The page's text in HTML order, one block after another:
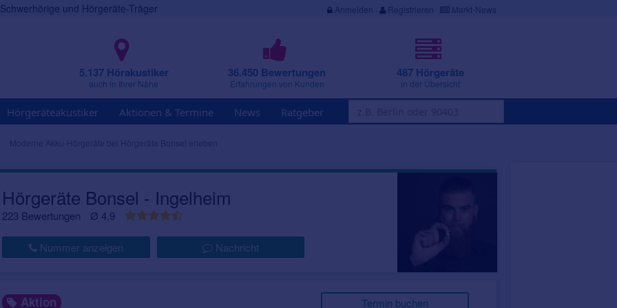
und Hörgeräte-Träger Anmelden · Registrieren Markt-News
5.137 Hörakustiker
auch in Ihrer Nähe
36.450 Bewertungen
Erfahrungen von Kunden
487 Hörgeräte
in der Übersicht
Hörgeräteakustiker Aktionen & Termine News Ratgeber
Moderne Akku-Hörgeräte bei Hörgeräte Bonsel erleben
Hörgeräte Bonsel - Ingelheim
223 Bewertungen Ø 4,9
Nummer anzeigen Nachricht
Aktion Termin buchen